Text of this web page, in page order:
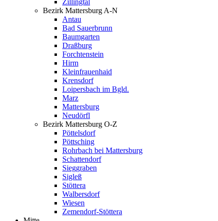
Zillingtal
Bezirk Mattersburg A-N
Antau
Bad Sauerbrunn
Baumgarten
Draßburg
Forchtenstein
Hirm
Kleinfrauenhaid
Krensdorf
Loipersbach im Bgld.
Marz
Mattersburg
Neudörfl
Bezirk Mattersburg O-Z
Pöttelsdorf
Pöttsching
Rohrbach bei Mattersburg
Schattendorf
Sieggraben
Sigleß
Stöttera
Walbersdorf
Wiesen
Zemendorf-Stöttera